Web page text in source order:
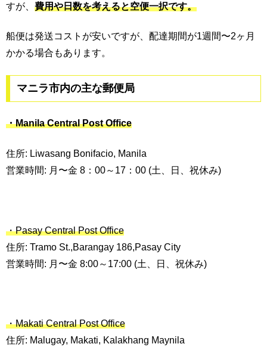
すが、 費用や日数を考えると空便一択です。
船便は発送コストが安いですが、配達期間が1週間〜2ヶ月
かかる場合もあります。
マニラ市内の主な郵便局
・Manila Central Post Office
住所: Liwasang Bonifacio, Manila
営業時間: 月〜金 8：00～17：00 (土、日、祝休み)
・Pasay Central Post Office
住所: Tramo St.,Barangay 186,Pasay City
営業時間: 月〜金 8:00～17:00 (土、日、祝休み)
・Makati Central Post Office
住所: Malugay, Makati, Kalakhang Maynila